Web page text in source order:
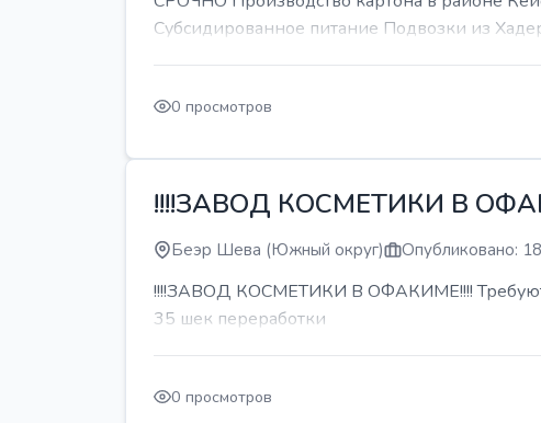
Субсидированное питание Подвозки из
0 просмотров
!!!!ЗАВОД КОСМЕТИКИ В
Беэр Шева (Южный округ) Опубликовано:
!!!!ЗАВОД КОСМЕТИКИ В ОФАКИМЕ!!!!
35 шек переработки
0 просмотров